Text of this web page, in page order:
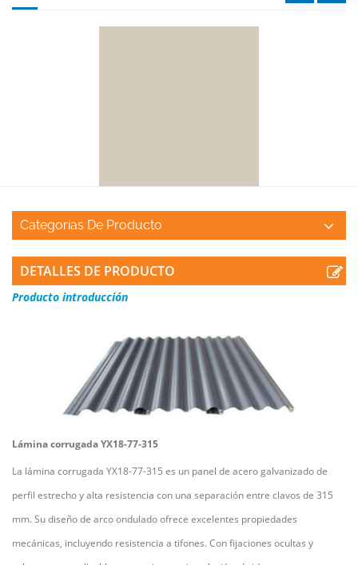
Categorías De Producto
DETALLES DE PRODUCTO
Producto introducción
Lámina corrugada YX18-77-315
La lámina corrugada YX18-77-315 es un panel de acero galvanizado de
perfil estrecho y alta resistencia con una separación entre clavos de 315
mm. Su diseño de arco ondulado ofrece excelentes propiedades
mecánicas, incluyendo resistencia a tifones. Con fijaciones ocultas y